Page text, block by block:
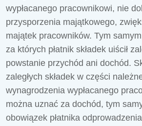
wypłacanego pracownikowi, nie
przysporzenia majątkowego,
majątek pracowników. Tym
za których płatnik składek uiścił
powstanie przychód ani dochód.
zaległych składek w części
wynagrodzenia wypłacanego
można uznać za dochód, tym
obowiązek płatnika